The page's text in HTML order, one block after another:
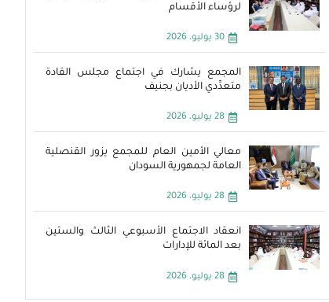
لرؤساء الأقسام
30 يوليو، 2026
المجمع يشارك في اجتماع مجلس القادة
متعدِّدي الأديان بجنيف
28 يوليو، 2026
معالي الأمين العام للمجمع يزور القنصلية
العامة لجمهورية السودان
28 يوليو، 2026
انعقاد الاجتماع الأسبوعي الثالث والستين
بعد المائة للإدارات
28 يوليو، 2026